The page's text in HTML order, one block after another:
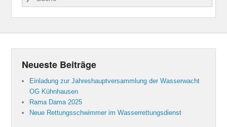
Neueste Beiträge
Einladung zur Jahreshauptversammlung der Wasserwacht
OG Kühnhausen
Rama Dama 2025
Neue Rettungsschwimmer im Wasserrettungsdienst